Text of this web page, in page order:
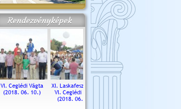
Rendezvényképek
VI. Ceglédi Vágta
(2018. 06. 10.)
XI. Laskafesztivál és
VI. Ceglédi Vágta
(2018. 06. 10.)